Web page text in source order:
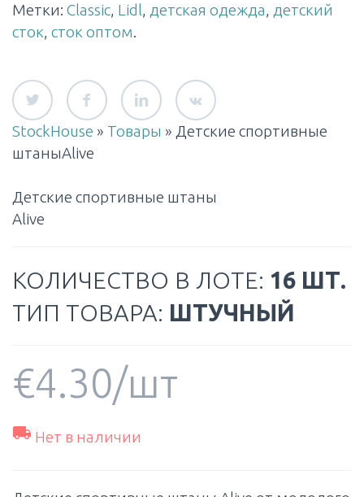
Метки: Classic, Lidl, детская одежда, детский
сток, сток оптом.
StockHouse » Товары » Детские спортивные
штаныAlive
Детские спортивные штаны
Alive
КОЛИЧЕСТВО В ЛОТЕ: 16 ШТ.
ТИП ТОВАРА: ШТУЧНЫЙ
€4.30/шт
 Нет в наличии